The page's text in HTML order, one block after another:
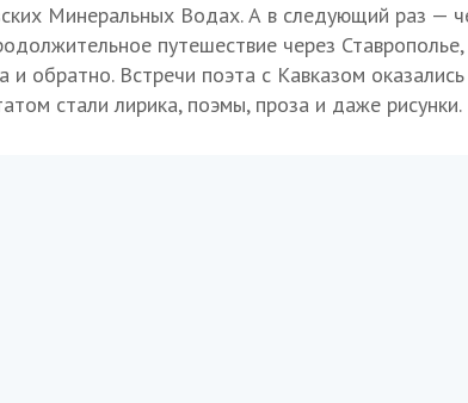
Минеральных Водах. А в следующий раз —
путешествие через
и обратно. Встречи поэта с Кавказом
стали лирика, поэмы, проза и даже рисунки.